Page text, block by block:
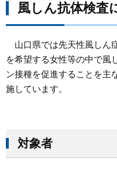
風しん抗体検査
山口県では先天性風しん
を希望する女性等の中で風
ン接種を促進することを主
施しています。
対象者